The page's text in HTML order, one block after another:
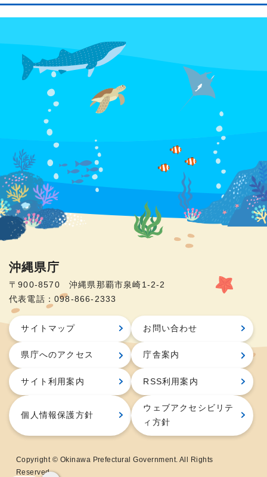
沖縄県庁
〒900-8570 沖縄県那覇市泉崎1-2-2
代表電話：098-866-2333
サイトマップ お問い合わせ
県庁へのアクセス 庁舎案内
サイト利用案内 RSS利用案内
個人情報保護方針
ウェブアクセシビリテ
ィ方針
Copyright © Okinawa Prefectural Government. All Rights
Reserved.